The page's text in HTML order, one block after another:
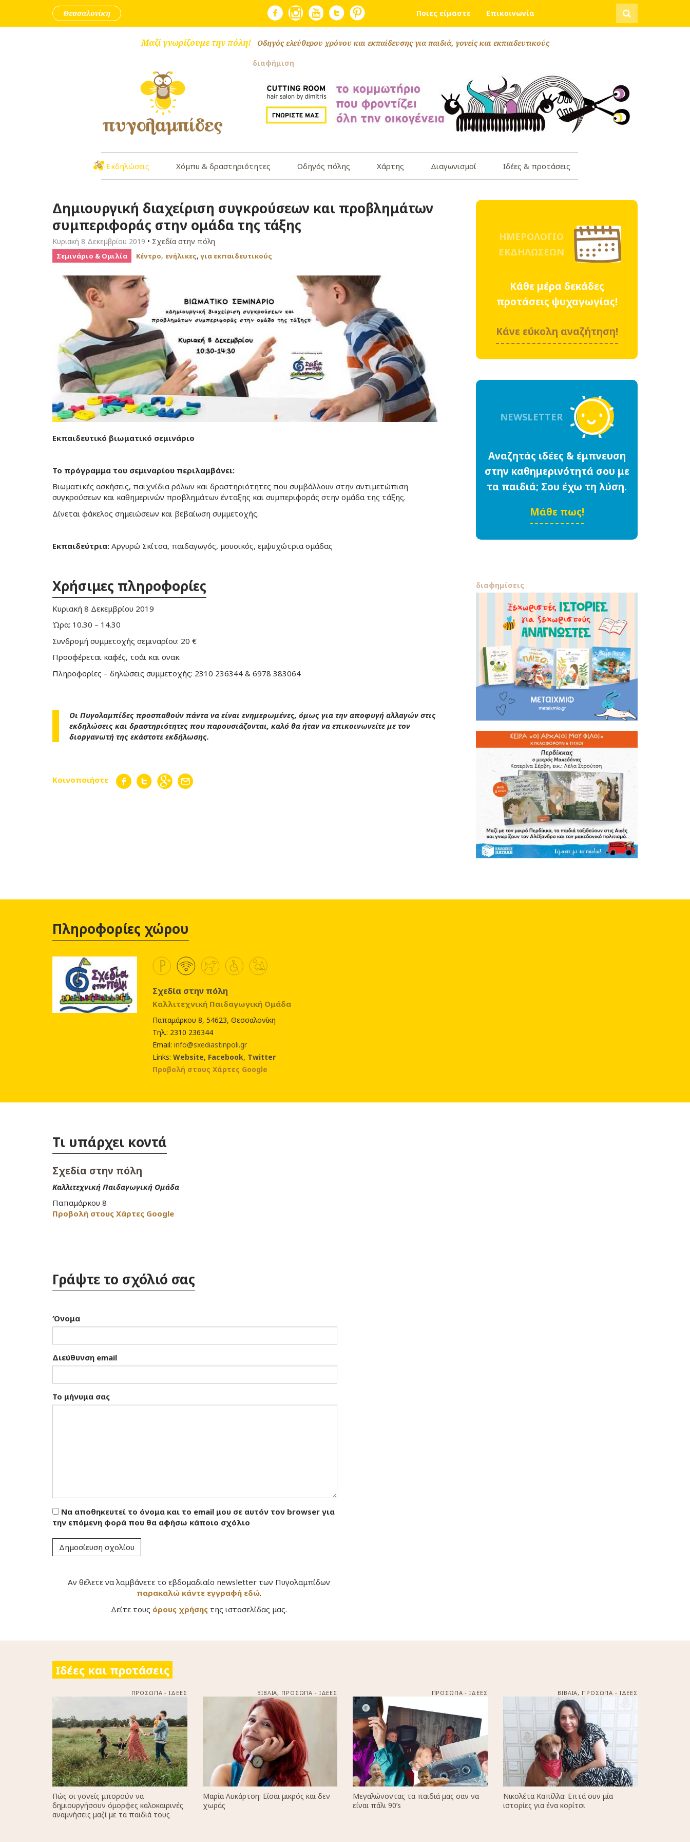
Skip to content
Θεσσαλονίκη Ποιες είμαστε Επικοινωνία Αναζήτηση
Μαζί γνωρίζουμε την πόλη! Οδηγός ελεύθερου χρόνου και εκπαίδευσης για παιδιά, γονείς και εκπαιδευτικούς
διαφήμιση
Εκδηλώσεις Χόμπυ & δραστηριότητες Οδηγός πόλης Χάρτης Διαγωνισμοί Ιδέες & προτάσεις
Δημιουργική διαχείριση συγκρούσεων και προβλημάτων
συμπεριφοράς στην ομάδα της τάξης
Κυριακή 8 Δεκεμβρίου 2019 • Σχεδία στην πόλη
Σεμινάριο & Ομιλία Κέντρο, ενήλικες,για εκπαιδευτικούς
Εκπαιδευτικό βιωματικό σεμινάριο
Το πρόγραμμα του σεμιναρίου περιλαμβάνει:
Βιωματικές ασκήσεις, παιχνίδια ρόλων και δραστηριότητες που συμβάλλουν στην αντιμετώπιση
συγκρούσεων και καθημερινών προβλημάτων ένταξης και συμπεριφοράς στην ομάδα της τάξης.
Δίνεται φάκελος σημειώσεων και βεβαίωση συμμετοχής.
Εκπαιδεύτρια: Αργυρώ Σκίτσα, παιδαγωγός, μουσικός, εμψυχώτρια ομάδας
Χρήσιμες πληροφορίες
Κυριακή 8 Δεκεμβρίου 2019
Ώρα: 10.30 – 14.30
Συνδρομή συμμετοχής σεμιναρίου: 20 €
Προσφέρεται καφές, τσάι και σνακ.
Πληροφορίες – δηλώσεις συμμετοχής: 2310 236344 & 6978 383064
Οι Πυγολαμπίδες προσπαθούν πάντα να είναι ενημερωμένες, όμως για την αποφυγή αλλαγών στις
εκδηλώσεις και δραστηριότητες που παρουσιάζονται, καλό θα ήταν να επικοινωνείτε με τον
διοργανωτή της εκάστοτε εκδήλωσης.
Κοινοποιήστε
ΗΜΕΡΟΛΟΓΙΟ
ΕΚΔΗΛΩΣΕΩΝ
Κάθε μέρα δεκάδες
προτάσεις ψυχαγωγίας!
Κάνε εύκολη αναζήτηση!
NEWSLETTER
Αναζητάς ιδέες & έμπνευση
στην καθημερινότητά σου με
τα παιδιά; Σου έχω τη λύση.
Μάθε πως!
διαφημίσεις
Πληροφορίες χώρου
Σχεδία στην πόλη
Καλλιτεχνική Παιδαγωγική Ομάδα
Παπαμάρκου 8, 54623, Θεσσαλονίκη
Τηλ.: 2310 236344
Email: info@sxediastinpoli.gr
Links: Website, Facebook, Twitter
Προβολή στους Χάρτες Google
Τι υπάρχει κοντά
Σχεδία στην πόλη
Καλλιτεχνική Παιδαγωγική Ομάδα
Παπαμάρκου 8
Προβολή στους Χάρτες Google
Γράψτε το σχόλιό σας
Όνομα
Διεύθυνση email
Το μήνυμα σας
Να αποθηκευτεί το όνομα και το email μου σε αυτόν τον browser για
την επόμενη φορά που θα αφήσω κάποιο σχόλιο
Αν θέλετε να λαμβάνετε το εβδομαδιαίο newsletter των Πυγολαμπίδων
παρακαλώ κάντε εγγραφή εδώ.
Δείτε τους όρους χρήσηςτης ιστοσελίδας μας.
Ιδέες και προτάσεις
ΠΡΟΣΩΠΑ - ΙΔΕΕΣ
Πώς οι γονείς μπορούν να
δημιουργήσουν όμορφες καλοκαιρινές
αναμνήσεις μαζί με τα παιδιά τους
ΒΙΒΛΙΑ, ΠΡΟΣΩΠΑ - ΙΔΕΕΣ
Μαρία Λυκάρτση: Είσαι μικρός και δεν
χωράς
ΠΡΟΣΩΠΑ - ΙΔΕΕΣ
Μεγαλώνοντας τα παιδιά μας σαν να
είναι πάλι 90’s
ΒΙΒΛΙΑ, ΠΡΟΣΩΠΑ - ΙΔΕΕΣ
Νικολέτα Καπίλλα: Επτά συν μία
ιστορίες για ένα κορίτσι